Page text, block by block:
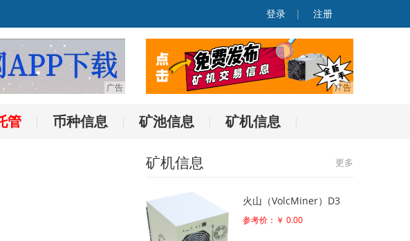
登录 | 注册
管 币种信息 矿池信息 矿机信息
更多
矿机信息
火山（VolcMiner）D3
参考价：￥ 0.00